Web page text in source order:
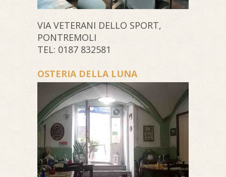
VIA VETERANI DELLO SPORT,
PONTREMOLI
TEL: 0187 832581
OSTERIA DELLA LUNA